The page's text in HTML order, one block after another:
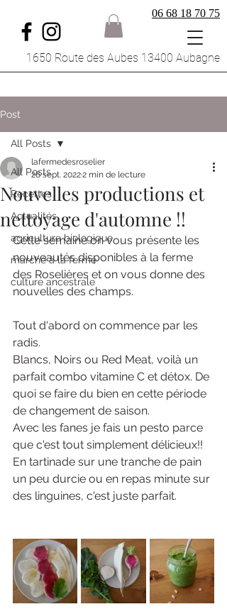
1650 Route des Aubes 13400 Aubagne
06 68 18 70 75
Post
All Posts
Recettes
Actualités
agriculture biologique
marché à la ferme
culture ancestrale
All Posts
Nouvelles productions et
nettoyage d'automne !!
lafermedesroselier
26 sept. 20222 min de lecture
Cette semaine on vous présente les
nouveautés disponibles à la ferme
des Roselières et on vous donne des
nouvelles des champs.
Tout d'abord on commence par les
radis.
Blancs, Noirs ou Red Meat, voilà un
parfait combo vitamine C et détox. De
quoi se faire du bien en cette période
de changement de saison.
Avec les fanes je fais un pesto parce
que c'est tout simplement délicieux!!
En tartinade sur une tranche de pain
un peu durcie ou en repas minute sur
des linguines, c'est juste parfait.